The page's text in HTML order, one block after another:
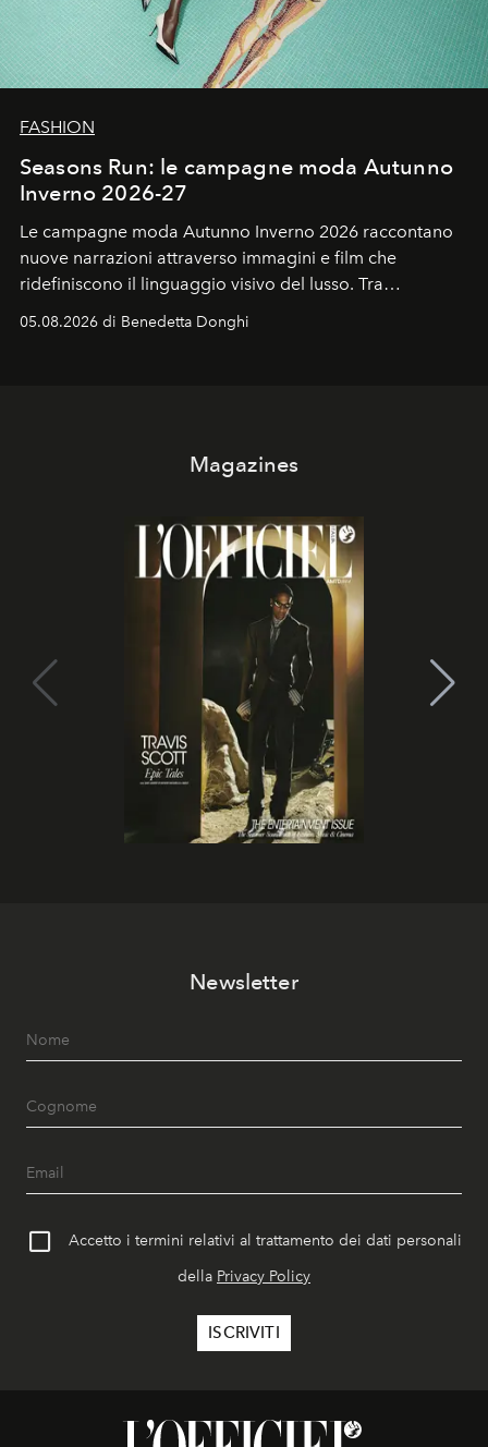
FASHION
Seasons Run: le campagne moda Autunno
Inverno 2026-27
Le campagne moda Autunno Inverno 2026 raccontano
nuove narrazioni attraverso immagini e film che
ridefiniscono il linguaggio visivo del lusso. Tra
contemporanea e storytelling d'autore, le maison
05.08.2026 di Benedetta Donghi
Magazines
Newsletter
Accetto i termini relativi al trattamento dei dati personali
della Privacy Policy